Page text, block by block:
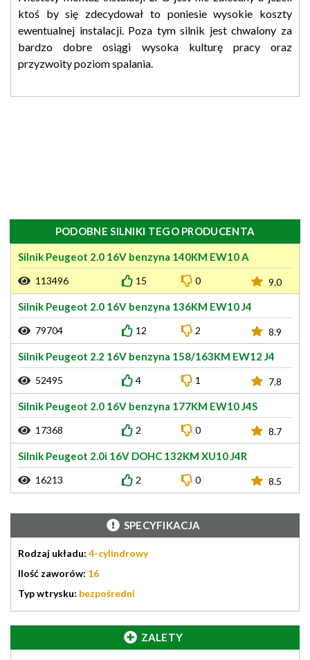
ktoś by się zdecydował to poniesie wysokie koszty
ewentualnej instalacji. Poza tym silnik jest chwalony za
bardzo dobre osiągi wysoka kulturę pracy oraz
przyzwoity poziom spalania.
PODOBNE SILNIKI TEGO PRODUCENTA
Silnik Peugeot 2.0 16V benzyna 140KM EW10 A
113496 15 0 9.0
Silnik Peugeot 2.0 16V benzyna 136KM EW10 J4
79704 12 2 8.9
Silnik Peugeot 2.2 16V benzyna 158/163KM EW12 J4
52495 4 1 7.8
Silnik Peugeot 2.0 16V benzyna 177KM EW10 J4S
17368 2 0 8.7
Silnik Peugeot 2.0i 16V DOHC 132KM XU10 J4R
16213 2 0 8.5
SPECYFIKACJA
Rodzaj układu: 4-cylindrowy
Ilość zaworów: 16
Typ wtrysku: bezpośredni
ZALETY